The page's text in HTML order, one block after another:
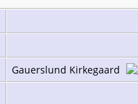
Gauerslund Kirkegaard